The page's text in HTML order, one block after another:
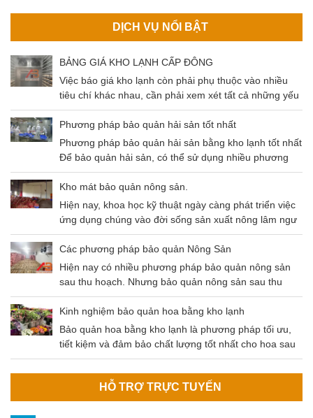
DỊCH VỤ NỔI BẬT
BẢNG GIÁ KHO LẠNH CẤP ĐÔNG
Việc báo giá kho lạnh còn phải phụ thuộc vào nhiều
tiêu chí khác nhau, cần phải xem xét tất cả những yếu
tố đó để có thể đưa ra mức giá chuẩn nhất cho khách
hàng. Cùng tìm hiểu về các tiêu chí ảnh hưởng và
mức giá kho lạnh qua bài viết dưới đây nhé!
Phương pháp bảo quản hải sản tốt nhất
Phương pháp bảo quản hải sản bằng kho lạnh tốt nhất
Để bảo quản hải sản, có thể sử dụng nhiều phương
pháp khác nhau như: Thông khí, gây mê, sốc nhiệt,
kho lạnh,…Trong bài viết ngày hôm nay chúng ta sẽ
cùng nhau tìm hiểu phương pháp bảo quản hải sản
bằng kho lạnh – Phương pháp có độ an toàn cao và
Kho mát bảo quản nông sản.
Hiện nay, khoa học kỹ thuật ngày càng phát triển việc
ứng dụng chúng vào đời sống sản xuất nông lâm ngư
nghiệp là không thể thiếu. Điều này không chỉ giúp
tăng gia sản xuất mà còn đảm bảo nguồn thu lớn đem
lại hiệu quả kinh tế cao. Và một trong số chính là kho
mát bảo quản nông sản.
Các phương pháp bảo quản Nông Sản
Hiện nay có nhiều phương pháp bảo quản nông sản
sau thu hoạch. Nhưng bảo quản nông sản sau thu
hoạch bằng kho lạnh là phương pháp tối ưu nhất hiện
nay. Nông sản sau khi thu hoạch cần được bảo quản
đúng cách để đảm bảo không bị tác động bởi các yếu
tố môi trường (mưa, nắng, độ ẩm,…
Kinh nghiệm bảo quản hoa bằng kho lạnh
Bảo quản hoa bằng kho lạnh là phương pháp tối ưu,
tiết kiệm và đảm bảo chất lượng tốt nhất cho hoa sau
khi thu hoạch. Kho bảo quản hoa do An Bình cung cấp
đảm bảo các tiêu chí của khách hàng.
HỖ TRỢ TRỰC TUYẾN